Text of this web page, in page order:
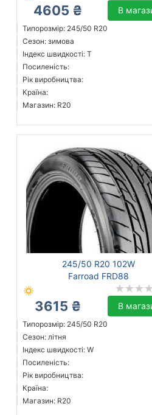
4605 ₴ В
Типорозмір: 245/50 R20
Сезон: зимова
Індекс швидкості: T
Посиленість:
Рік виробництва:
Країна:
Магазин: R20
245/50 R20 102W
Farroad FRD88
3615 ₴ В
Типорозмір: 245/50 R20
Сезон: літня
Індекс швидкості: W
Посиленість:
Рік виробництва:
Країна:
Магазин: R20